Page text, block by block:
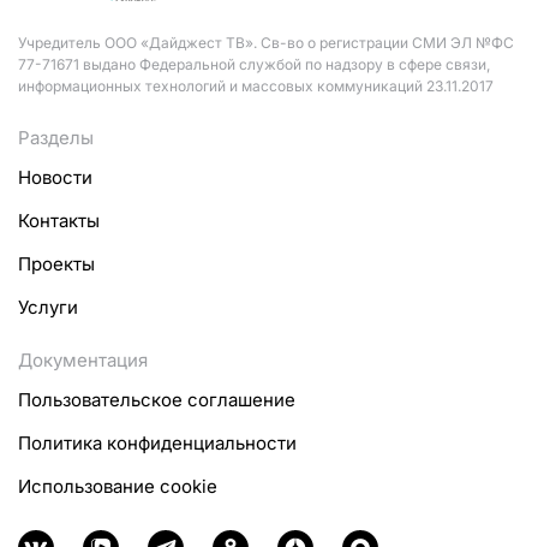
Учредитель ООО «Дайджест ТВ». Св-во о регистрации СМИ ЭЛ №ФС
77-71671 выдано Федеральной службой по надзору в сфере связи,
информационных технологий и массовых коммуникаций 23.11.2017
Разделы
Новости
Контакты
Проекты
Услуги
Документация
Пользовательское соглашение
Политика конфиденциальности
Использование cookie